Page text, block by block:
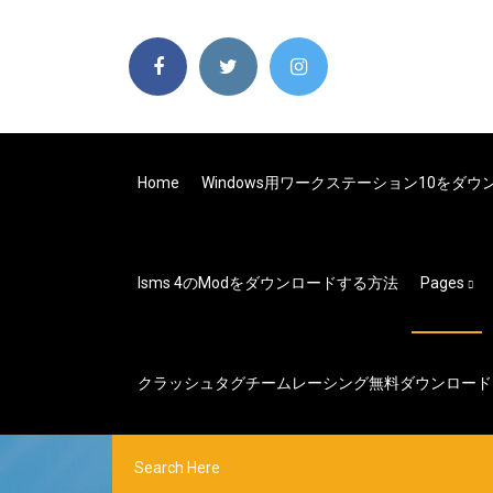
Home Windows用ワークステーション10をダウ
Isms 4のmodをダウンロードする方法 Pages
クラッシュタグチームレーシング無料ダウンロード